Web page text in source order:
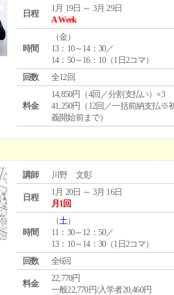
日程
1月 19日 ～ 3月 29日
A Week
時間
（金）
13：10～14：30／
14：50～16：10（1日2コマ）
回数
全12回
料金
14,850円（4回／分割支払い）×3
41,250円（12回／一括前納支払※
義開始前まで）
講師 川野 文彰
日程
1月 20日 ～ 3月 16日
月1回
時間
（土）
11：30～12：50／
13：10～14：30（1日2コマ）
回数
全6回
料金
22,770円
一般22,770円/入学者20,460円